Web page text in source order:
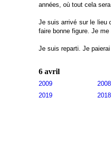
années, où tout cela
Je suis arrivé sur le lieu
faire bonne figure. Je
Je suis reparti. Je
6 avril
2009 2008
2019
2018